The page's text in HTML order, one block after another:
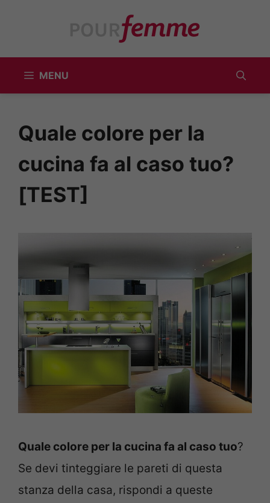
MENU
Quale colore per la
cucina fa al caso tuo?
[TEST]
Quale colore per la cucina fa al caso tuo?
Se devi tinteggiare le pareti di questa
stanza della casa, rispondi a queste